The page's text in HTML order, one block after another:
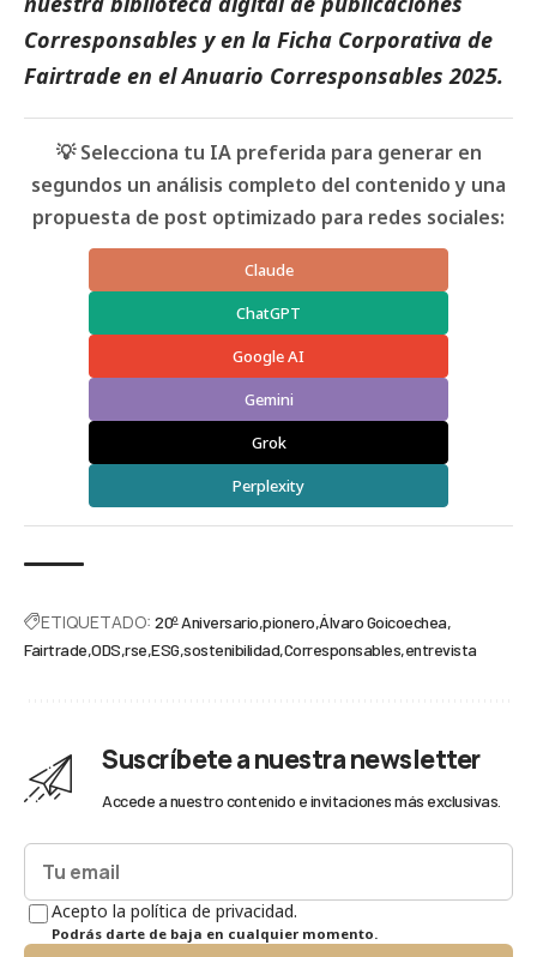
Corresponsables y en la Ficha Corporativa de
Fairtrade en elAnuario Corresponsables 2025.
💡 Selecciona tu IA preferida para generar en
segundos un análisis completo del contenido y una
propuesta de post optimizado para redes sociales:
Claude
ChatGPT
Google AI
Gemini
Grok
Perplexity
ETIQUETADO: 20º Aniversario pionero Álvaro Goicoechea
Fairtrade ODS rse ESG sostenibilidad Corresponsables entrevista
Suscríbete a nuestra newsletter
Accede a nuestro contenido e invitaciones más exclusivas.
Acepto la política de privacidad.
Podrás darte de baja en cualquier momento.